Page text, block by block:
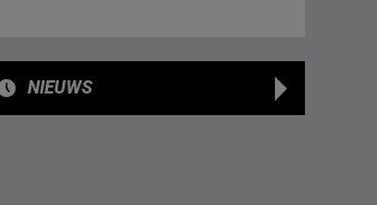
NIEUWS